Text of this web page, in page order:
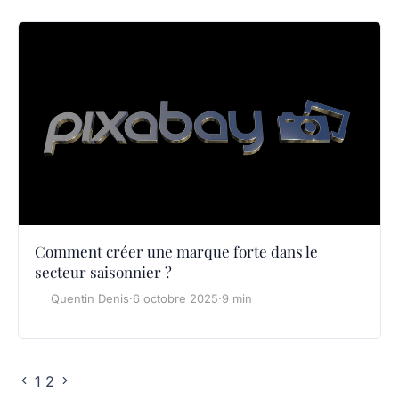
Comment créer une marque forte dans le
secteur saisonnier ?
Quentin Denis·6 octobre 2025·9 min
1 2